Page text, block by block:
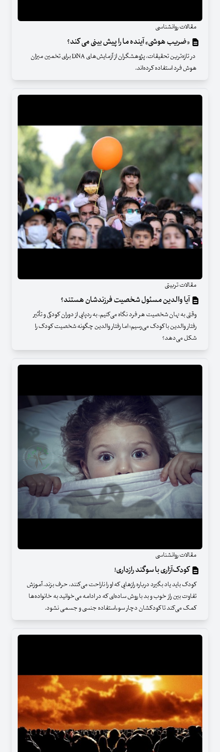
مقالات روانشناسی
«ضریب هوشی» آینده ما را پیش بینی می کند؟
در تازه‌ترین تحقیقات، پژوهشگران از آزمایش‌های DNA برای تخمین میزان
هوش فرد استفاده کرده‌اند.
مقالات تربیتی
آیا والدین مسئول شخصیت فرزندشان هستند؟
وقتی به نهان شخصیت هر فرد نگاه می‌کنیم، به ردپایی از دوران کودکی و تأثیر
رفتار والدین با کودک می‌رسیم؛ اما رفتار والدین چگونه شخصیت کودک را
شکل می‌دهد؟
مقالات روانشناسی
کودک‌آزاری با سوگند رازداری!
کودک باید یاد بگیرد درباره رازهایی که او را ناراحت می‌کنند، حرف بزند. آموزش
تفاوت بین راز خوب و بد با روش‌ ساده‌ای که در ادامه می‌خوانید به خانواده‌ها
کمک می‌کند تا کودکشان دچار سوءاستفاده جنسی و جسمی نشود.